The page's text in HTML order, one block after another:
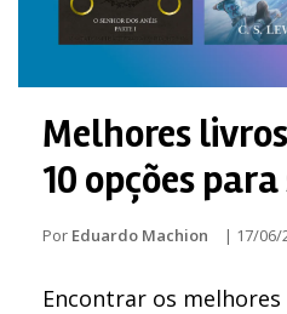
Melhores
10 opções
Por Eduardo Machion | 17/06/
Encontrar os